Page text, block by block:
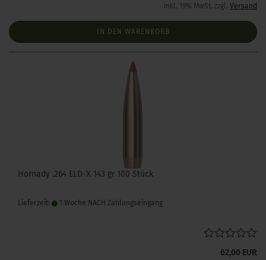
inkl. 19% MwSt. zzgl. Versand
IN DEN WARENKORB
Hornady .264 ELD-X 143 gr 100 Stück
Lieferzeit: 1 Woche NACH Zahlungseingang
62,00 EUR